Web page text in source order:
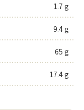
1.7 g
9.4 g
65 g
17.4 g